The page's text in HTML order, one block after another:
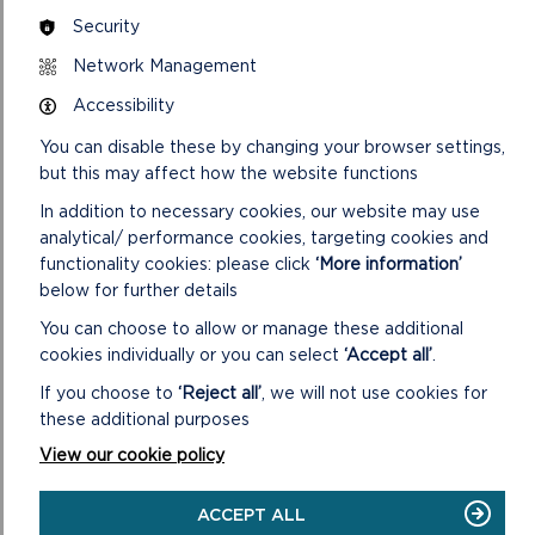
B. Mae’r Papurau Cefndir a ystyrir wrth dafoli’r ceisiadau
eitemau canlynol. (Cynhwysir eitemau 1 – 4 yn y ffeil ar gyfer
pob cais unigol):
1. Cais : yn cynnwys y ffurflen gais, tystysgrif o dan Adran 66
o’r Ddeddf Cynllunio Gwlad a Thref 1990, cynlluniau a
2. Gohebiaeth bellach gyda’r ymgeisydd, yn cynnwys
unrhyw ddiwygiadau i’r cais: yn cynnwys unrhyw lythyron at yr
ymgeisydd/asiant yn ymwneud â’r cais ac unrhyw ohebiaeth
bellach a gyflwynir gan yr ymgeisydd/asiant ynghyd â
manylion neu gynlluniau wedi’u diwygio.
3. Llythyrau wrth Gyrff Statudol: yn cynnwys unrhyw
lythyron perthnasol at ac wrth Gynghorau Dinas, Tref a
Chymuned, Adrannau’r Cyngor Sir, Cyfoeth Naturiol Cyru, Dŵr
4. Llythyrau wrth Unigolion Preifat: yn cynnwys unrhyw
Security
Network Management
Accessibility
You can disable these by changing your browser settings,
but this may affect how the website functions
In addition to necessary cookies, our website may use
analytical/ performance cookies, targeting cookies and
functionality cookies: please click ‘More information’
below for further details
You can choose to allow or manage these additional
cookies individually or you can select ‘Accept all’.
If you choose to ‘Reject all’, we will not use cookies for
these additional purposes
View our cookie policy
ACCEPT ALL